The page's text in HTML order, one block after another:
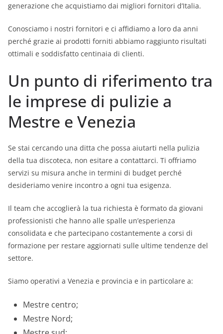
generazione che acquistiamo dai migliori fornitori d’Italia.
Conosciamo i nostri fornitori e ci affidiamo a loro da anni
perché grazie ai prodotti forniti abbiamo raggiunto risultati
ottimali e soddisfatto centinaia di clienti.
Un punto di riferimento tra
le imprese di pulizie a
Mestre e Venezia
Se stai cercando una ditta che possa aiutarti nella pulizia
della tua discoteca, non esitare a contattarci. Ti offriamo
servizi su misura anche in termini di budget perché
desideriamo venire incontro a ogni tua esigenza.
Il team che accoglierà la tua richiesta è formato da giovani
professionisti che hanno alle spalle un’esperienza
consolidata e che partecipano costantemente a corsi di
formazione per restare aggiornati sulle ultime tendenze del
settore.
Siamo operativi a Venezia e provincia e in particolare a:
Mestre centro;
Mestre Nord;